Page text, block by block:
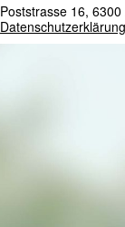
Poststrasse 16, 6300
Datenschutzerklärung